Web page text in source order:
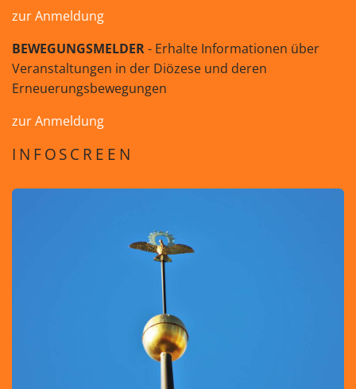
zur Anmeldung
BEWEGUNGSMELDER- Erhalte Informationen über
Veranstaltungen in der Diözese und deren
Erneuerungsbewegungen
zur Anmeldung
INFOSCREEN